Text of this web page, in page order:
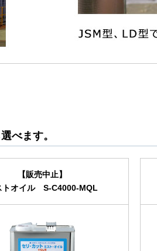
べます。
【販売中止】
トオイル S-C4000-MQL